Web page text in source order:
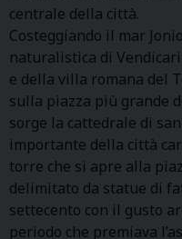
centrale della città.
Costeggiando il mar
naturalistica di
e della villa romana del
sulla piazza più grande
sorge la cattedrale di
importante della città
torre che si apre alla
delimitato da statue di
settecento con il gusto
periodo che premiava